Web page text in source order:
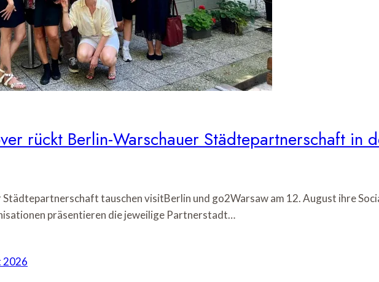
rückt Berlin-Warschauer Städtepartnerschaft in
tauschen visitBerlin und go2Warsaw am 12. August ihre
präsentieren die jeweilige Partnerstadt…